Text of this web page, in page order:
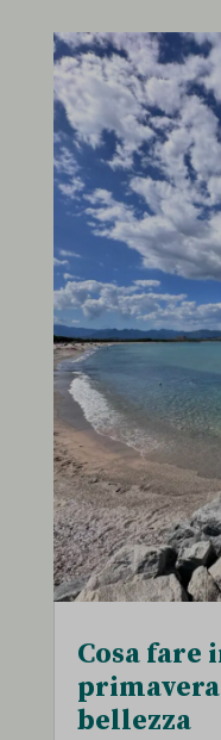
Cosa fare
bellezza